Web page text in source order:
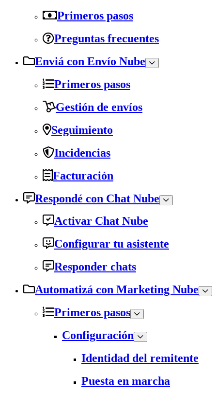
Primeros pasos
Preguntas frecuentes
Enviá con Envío Nube
Primeros pasos
Gestión de envíos
Seguimiento
Incidencias
Facturación
Respondé con Chat Nube
Activar Chat Nube
Configurar tu asistente
Responder chats
Automatizá con Marketing Nube
Primeros pasos
Configuración
Identidad del remitente
Puesta en marcha